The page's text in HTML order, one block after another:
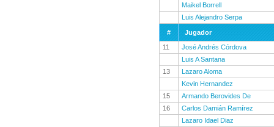
Maikel Borrell
Luis Alejandro Serpa
#
Jugador
11
José Andrés Córdova
Luis A Santana
13
Lazaro Aloma
Kevin Hernandez
15
Armando Berovides De
16
Carlos Damián Ramírez
Lazaro Idael Diaz